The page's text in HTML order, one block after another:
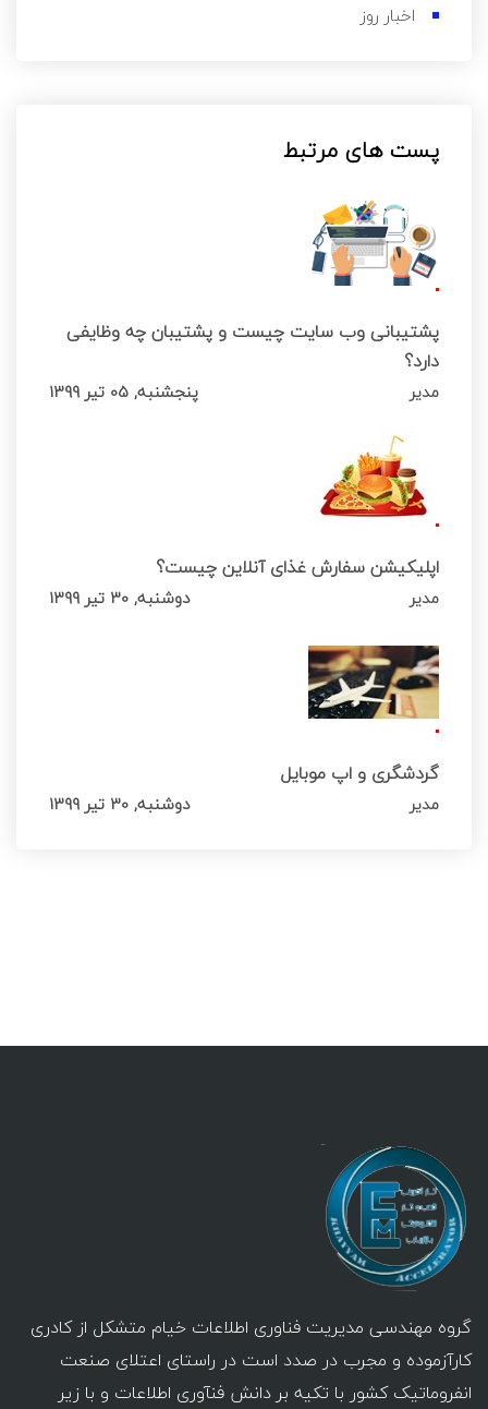
اخبار روز
پست های مرتبط
پشتیبانی وب سایت چیست و پشتیبان چه وظایفی
دارد؟
مدیر پنجشنبه, 05 تیر 1399
اپلیکیشن سفارش غذای آنلاین چیست؟
مدیر دوشنبه, 30 تیر 1399
گردشگری و اپ موبایل
مدیر دوشنبه, 30 تیر 1399
گروه مهندسی مدیریت فناوری اطلاعات خیام متشکل از کادری
کارآزموده و مجرب در صدد است در راستای اعتلای صنعت
انفروماتیک کشور با تکیه بر دانش فنآوری اطلاعات و با زیر